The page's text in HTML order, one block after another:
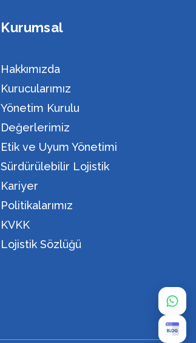
Kurumsal
Hakkımızda
Kurucularımız
Yönetim Kurulu
Değerlerimiz
Etik ve Uyum Yönetimi
Sürdürülebilir Lojistik
Kariyer
Politikalarımız
KVKK
Lojistik Sözlüğü